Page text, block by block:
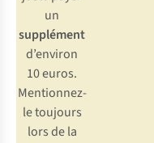
un
supplément
d’environ
10 euros.
Mentionnez-
le toujours
lors de la